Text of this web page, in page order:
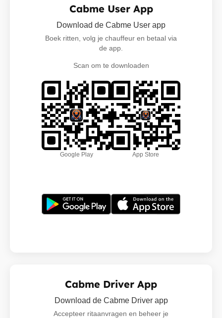
Cabme User App
Download de Cabme User app
Boek ritten, volg je chauffeur en betaal via
de app.
Scan om te downloaden
Google Play App Store
Cabme Driver App
Download de Cabme Driver app
Accepteer ritaanvragen en beheer je